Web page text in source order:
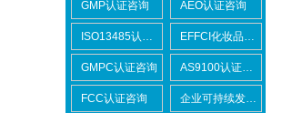
GMP认证咨询 AEO认证咨询
ISO13485认证咨询 EFFCI化妆品原料认证咨询
GMPC认证咨询 AS9100认证咨询
FCC认证咨询 企业可持续发展SCORE认证咨询